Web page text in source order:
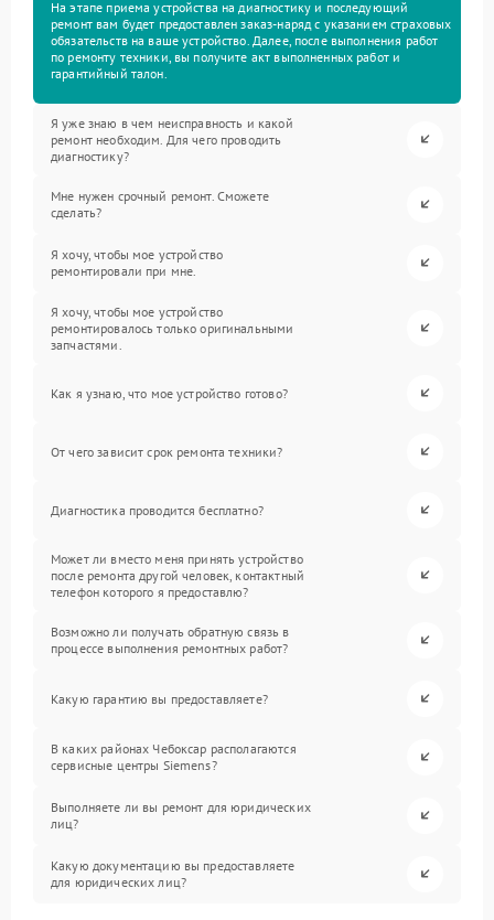
На этапе приема устройства на диагностику и последующий
ремонт вам будет предоставлен заказ-наряд с указанием страховых
обязательств на ваше устройство. Далее, после выполнения работ
по ремонту техники, вы получите акт выполненных работ и
гарантийный талон.
Я уже знаю в чем неисправность и какой
ремонт необходим. Для чего проводить
диагностику?
Мне нужен срочный ремонт. Сможете
сделать?
Я хочу, чтобы мое устройство
ремонтировали при мне.
Я хочу, чтобы мое устройство
ремонтировалось только оригинальными
запчастями.
Как я узнаю, что мое устройство готово?
От чего зависит срок ремонта техники?
Диагностика проводится бесплатно?
Может ли вместо меня принять устройство
после ремонта другой человек, контактный
телефон которого я предоставлю?
Возможно ли получать обратную связь в
процессе выполнения ремонтных работ?
Какую гарантию вы предоставляете?
В каких районах Чебоксар располагаются
сервисные центры Siemens?
Выполняете ли вы ремонт для юридических
лиц?
Какую документацию вы предоставляете
для юридических лиц?